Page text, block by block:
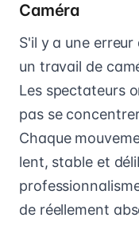
Caméra
S'il y a une
un travail de
Les spectateurs
pas se
Chaque
lent, stable et
de réellement